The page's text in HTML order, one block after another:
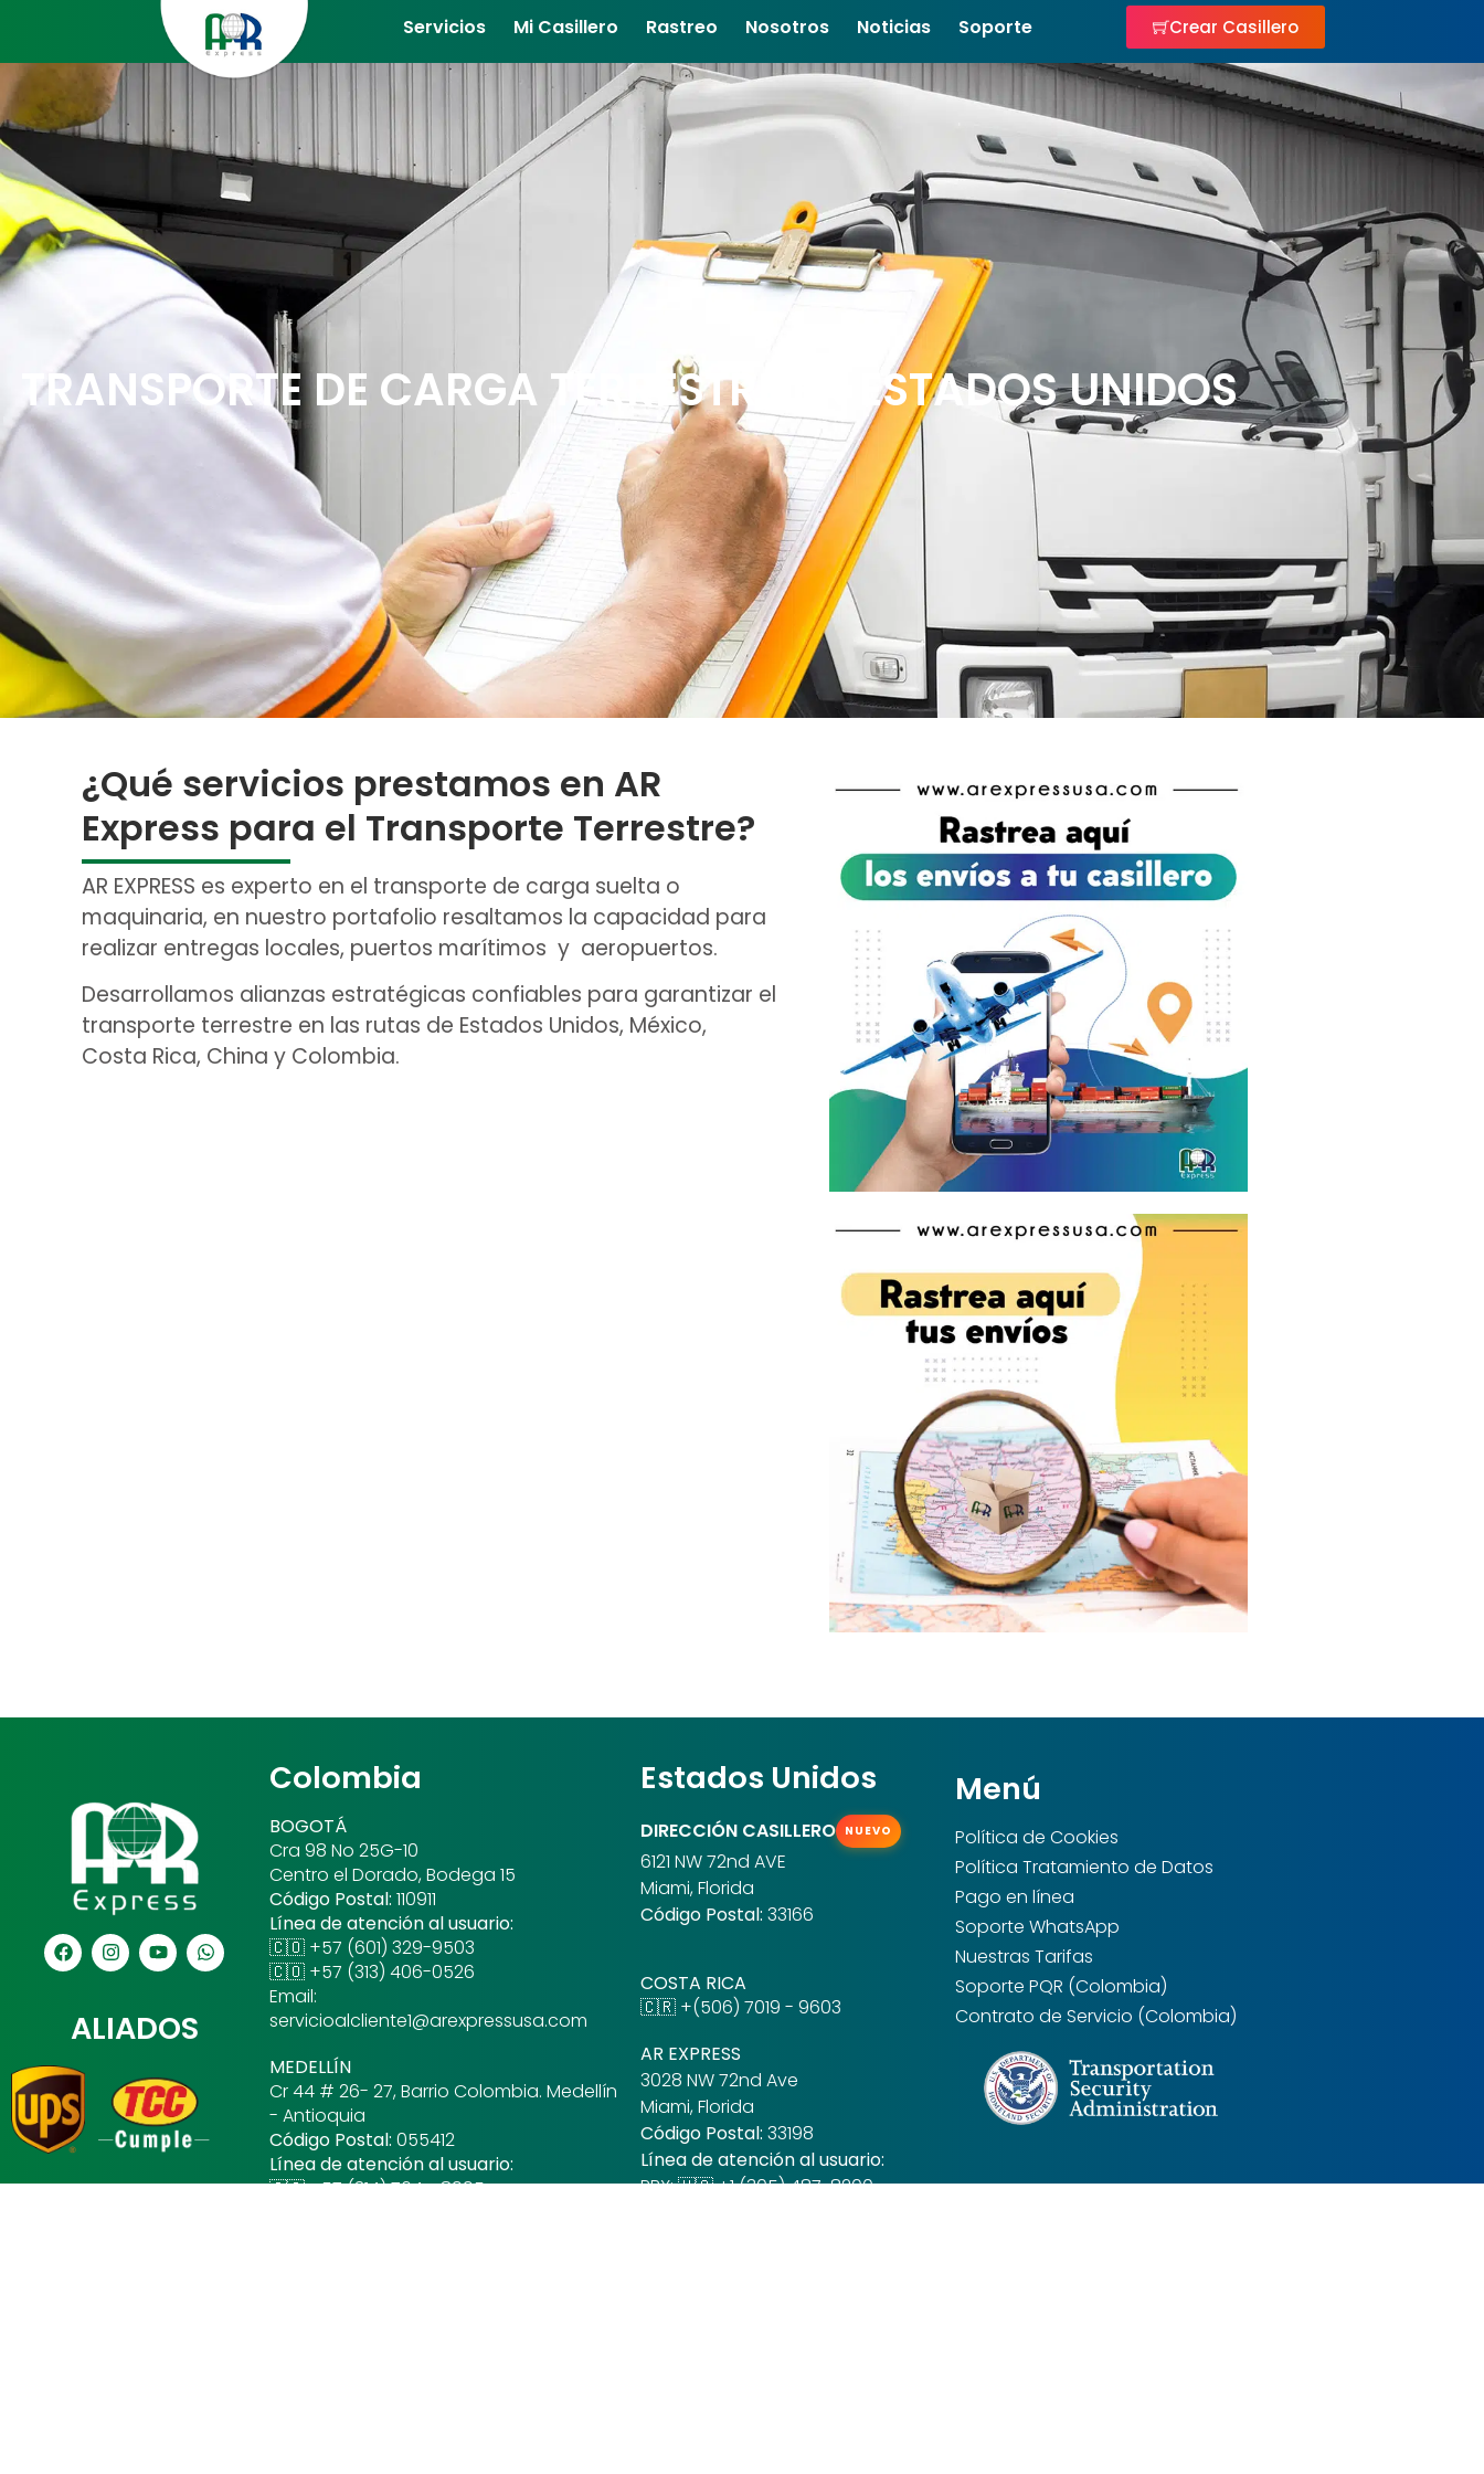
Servicios Mi Casillero Rastreo Nosotros Noticias Soporte Crear Casillero
TRANSPORTE DE CARGA TERRESTRE EN ESTADOS UNIDOS
¿Qué servicios prestamos en AR
Express para el Transporte Terrestre?
AR EXPRESS es experto en el transporte de carga suelta o
maquinaria, en nuestro portafolio resaltamos la capacidad para
realizar entregas locales, puertos marítimos y aeropuertos.
Desarrollamos alianzas estratégicas confiables para garantizar el
transporte terrestre en las rutas de Estados Unidos, México,
Costa Rica, China y Colombia.
ALIADOS
Colombia
BOGOTÁ
Cra 98 No 25G-10
Centro el Dorado, Bodega 15
Código Postal: 110911
Línea de atención al usuario:
🇨🇴 +57 (601) 329-9503
🇨🇴 +57 (313) 406-0526
Email:
servicioalcliente1@arexpressusa.com
MEDELLÍN
Cr 44 # 26- 27, Barrio Colombia. Medellín
- Antioquia
Código Postal: 055412
Línea de atención al usuario:
🇨🇴 +57 (314) 764 - 8995
Estados Unidos
DIRECCIÓN CASILLERO NUEVO
6121 NW 72nd AVE
Miami, Florida
Código Postal: 33166
COSTA RICA
🇨🇷 +(506) 7019 - 9603
AR EXPRESS
3028 NW 72nd Ave
Miami, Florida
Código Postal: 33198
Línea de atención al usuario:
PBX: 🇺🇸 +1 (305) 487-8200
Menú
Política de Cookies
Política Tratamiento de Datos
Pago en línea
Soporte WhatsApp
Nuestras Tarifas
Soporte PQR (Colombia)
Contrato de Servicio (Colombia)